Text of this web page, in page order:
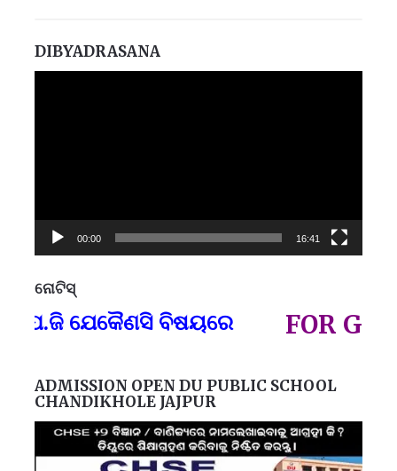
DIBYADRASANA
00:00 16:41
ନୋଟିସ୍
ଯେକୈଣସି ବିଷୟରେ FOR GOVT
ADMISSION OPEN DU PUBLIC SCHOOL
CHANDIKHOLE JAJPUR